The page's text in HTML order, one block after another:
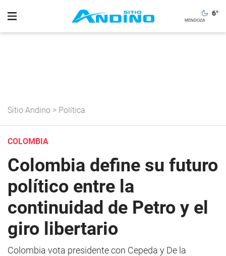
6°
Sitio Andino > Política
COLOMBIA
Colombia define su futuro
político entre la
continuidad de Petro y el
giro libertario
Colombia vota presidente con Cepeda y De la